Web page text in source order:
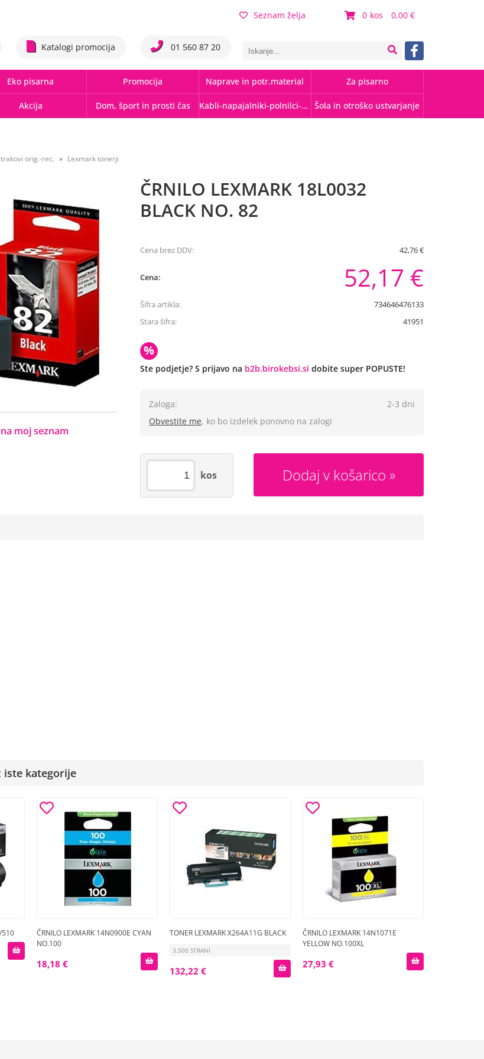
0 0,00
Seznam želja
Katalogi promocija 01 560 87 20
Eko pisarna Promocija Naprave in potr.material Za pisarno
Akcija Dom, šport in prosti čas Kabli-napajalniki-polnilci-hubi Šola in otroško ustvarjanje
orig.-rec. Lexmark tonerji
ČRNILO LEXMARK 18L0032
BLACK NO. 82
moj seznam
Cena brez DDV: 42,76 €
Cena: 52,17 €
Šifra artikla:
734646476133
Stara šifra:
41951
%
Ste podjetje? S prijavo na b2b.birokebsi.si dobite super POPUSTE!
Zaloga:
2-3 dni
Obvestite me, ko bo izdelek ponovno na zalogi
Dodaj v košarico
kos
iste kategorije
510
ČRNILO LEXMARK 14N0900E CYAN
NO.100
18,18 €
TONER LEXMARK X264A11G BLACK
3.500 STRANI
132,22 €
ČRNILO LEXMARK 14N1071E
YELLOW NO.100XL
27,93 €